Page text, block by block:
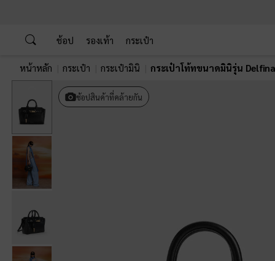
ช้อป รองเท้า กระเป๋า
หน้าหลัก กระเป๋า กระเป๋ามินิ กระเป๋าโท้ทขนาดมินิรุ่น Delfina
Previous ช้อปสินค้าที่คล้ายกัน